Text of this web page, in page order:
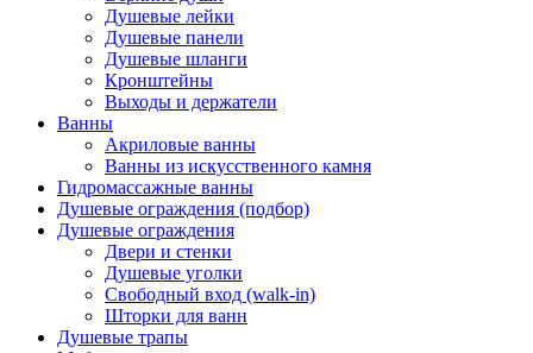
Душевые лейки
Душевые панели
Душевые шланги
Кронштейны
Выходы и держатели
Ванны
Акриловые ванны
Ванны из искусственного камня
Гидромассажные ванны
Душевые ограждения (подбор)
Душевые ограждения
Двери и стенки
Душевые уголки
Свободный вход (walk-in)
Шторки для ванн
Душевые трапы